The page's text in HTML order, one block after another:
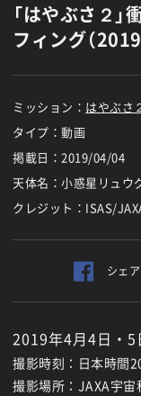
「はやぶさ２
フィング（
ミッション： はやぶさ
タイプ：動画
掲載日： 2019/04/04
天体名：小惑星リュウ
クレジット：ISAS/
シェア
2019年4月4日・5
撮影時刻：日本時間
撮影場所：JAXA宇宙